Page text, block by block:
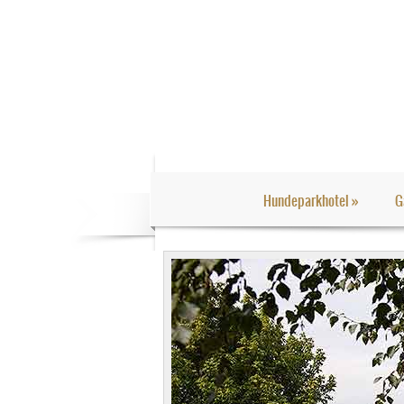
Hundeparkhotel»